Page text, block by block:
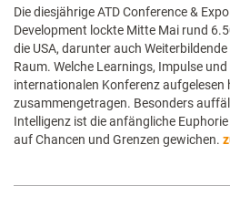
Die diesjährige ATD Conference &
Development lockte Mitte Mai rund
die USA, darunter auch
Raum. Welche Learnings, Impulse
internationalen Konferenz aufgelesen
zusammengetragen. Besonders
Intelligenz ist die anfängliche
auf Chancen und Grenzen gewichen.